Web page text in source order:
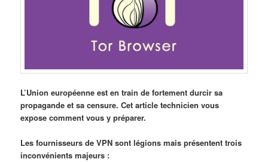
L’Union européenne est en train de fortement durcir sa
propagande et sa censure. Cet article technicien vous
expose comment vous y préparer.
Les fournisseurs de VPN sont légions mais présentent trois
inconvénients majeurs :